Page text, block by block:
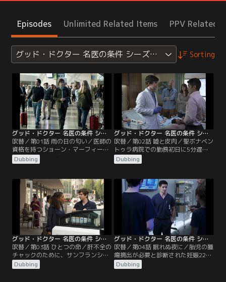
Episodes Unlimited Related Items PPV Related
グッド・ドクター 名医の条件 シーズン1 Sorting
グッド・ドクター 名医の条件 シーズン1 第01話／吹替
吹替／第01話 雨の日の匂い／医師の
資格を持つショーン・マーフィー
は、自閉症でサヴァン症候群でもあ
る。サンノゼにある聖ボナベントゥ
記憶力を持ち空間認知能力にたけた
ショーンをレジデントとして採用し
ようとするが、院長の座を狙うアン
ドリュースは、採用を認めようとし
ない。そのころショーンは、サンノ
ゼの空港にいた。
Dubbing
グッド・ドクター 名医の条件 シーズン1 第02話／吹替
吹替／第02話 嘘と皮肉／聖ボナベン
トゥラ病院での勤務初日に5分遅刻
をしたショーンは、「遅れたのはバ
スであって自分ではない」と言う。
かないショーンに単調な仕事を担当
させる。その後、ショーンは外来患
者を診るが、耳の感染症の患者に頭
部MRI検査を行うなど診断方法が度
を越していた。
Dubbing
グッド・ドクター 名医の条件 シーズン1 第03話／吹替
吹替／第03話 ひとつの命／肝不全の
チャックのために、サンフランシス
コの病院へ移植用の肝臓を取りに行
ったショーンとクレア。摘出から移
Dubbing
グッド・ドクター 名医の条件 シーズン1 第04話／吹替
吹替／第04話 眠れぬ夜に／胎児の腫
瘍摘出が必要と診断された妊娠22週
のバーバラは、抗リン脂質症候群で
血栓ができやすく長時間の手術に耐
Dubbing